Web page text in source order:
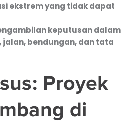
ekstrem yang tidak dapat
keputusan dalam
jalan, bendungan, dan tata
Proyek
di